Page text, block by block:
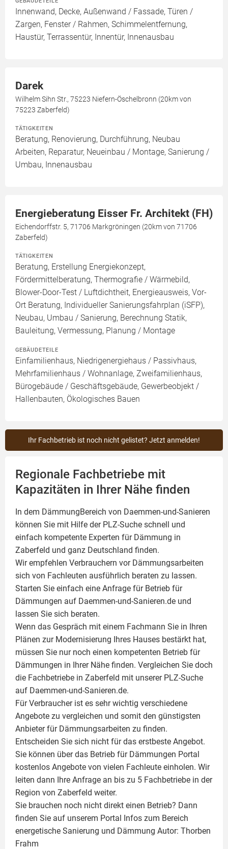
Innenwand, Decke, Außenwand / Fassade, Türen /
Zargen, Fenster / Rahmen, Schimmelentfernung,
Haustür, Terrassentür, Innentür, Innenausbau
Darek
Wilhelm Sihn Str., 75223 Niefern-Öschelbronn (20km von
75223 Zaberfeld)
TÄTIGKEITEN
Beratung, Renovierung, Durchführung, Neubau
Arbeiten, Reparatur, Neueinbau / Montage, Sanierung /
Umbau, Innenausbau
Energieberatung Eisser Fr. Architekt (FH)
Eichendorffstr. 5, 71706 Markgröningen (20km von 71706
Zaberfeld)
TÄTIGKEITEN
Beratung, Erstellung Energiekonzept,
Fördermittelberatung, Thermografie / Wärmebild,
Blower-Door-Test / Luftdichtheit, Energieausweis, Vor-
Ort Beratung, Individueller Sanierungsfahrplan (iSFP),
Neubau, Umbau / Sanierung, Berechnung Statik,
Bauleitung, Vermessung, Planung / Montage
GEBÄUDETEILE
Einfamilienhaus, Niedrigenergiehaus / Passivhaus,
Mehrfamilienhaus / Wohnanlage, Zweifamilienhaus,
Bürogebäude / Geschäftsgebäude, Gewerbeobjekt /
Hallenbauten, Ökologisches Bauen
Ihr Fachbetrieb ist noch nicht gelistet? Jetzt anmelden!
Regionale Fachbetriebe mit
Kapazitäten in Ihrer Nähe finden
In dem DämmungBereich von Daemmen-und-Sanieren
können Sie mit Hilfe der PLZ-Suche schnell und
einfach kompetente Experten für Dämmung in
Zaberfeld und ganz Deutschland finden.
Wir empfehlen Verbrauchern vor Dämmungsarbeiten
sich von Fachleuten ausführlich beraten zu lassen.
Starten Sie einfach eine Anfrage für Betrieb für
Dämmungen auf Daemmen-und-Sanieren.de und
lassen Sie sich beraten.
Wenn das Gespräch mit einem Fachmann Sie in Ihren
Plänen zur Modernisierung Ihres Hauses bestärkt hat,
müssen Sie nur noch einen kompetenten Betrieb für
Dämmungen in Ihrer Nähe finden. Vergleichen Sie doch
die Fachbetriebe in Zaberfeld mit unserer PLZ-Suche
auf Daemmen-und-Sanieren.de.
Für Verbraucher ist es sehr wichtig verschiedene
Angebote zu vergleichen und somit den günstigsten
Anbieter für Dämmungsarbeiten zu finden.
Entscheiden Sie sich nicht für das erstbeste Angebot.
Sie können über das Betrieb für Dämmungen Portal
kostenlos Angebote von vielen Fachleute einholen. Wir
leiten dann Ihre Anfrage an bis zu 5 Fachbetriebe in der
Region von Zaberfeld weiter.
Sie brauchen noch nicht direkt einen Betrieb? Dann
finden Sie auf unserem Portal Infos zum Bereich
energetische Sanierung und Dämmung Autor: Thorben
Frahm